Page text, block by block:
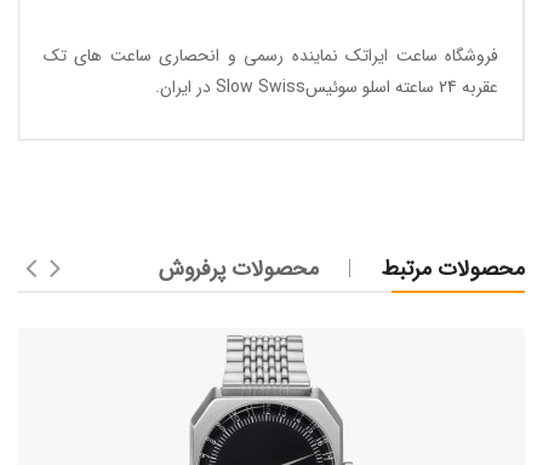
فروشگاه ساعت ایراتک نماینده رسمی و انحصاری ساعت های تک
عقربه 24 ساعته اسلو سوئیسSlow Swiss در ایران
.
محصولات مرتبط محصولات پرفروش